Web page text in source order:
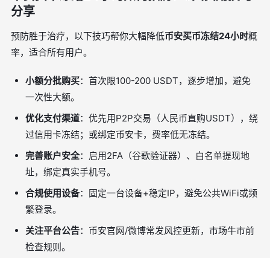
分享
预防胜于治疗，以下技巧帮你大幅降低币安买币冻结24小时概
率，适合所有用户。
小额分批购买：首次限100-200 USDT，逐步增加，避免
一次性大额。
优化支付渠道：优先用P2P交易（人民币直购USDT），绕
过信用卡冻结；或绑定币安卡，费率低无冻结。
完善账户安全：启用2FA（谷歌验证器）、白名单提现地
址，绑定真实手机号。
合规使用设备：固定一台设备+稳定IP，避免公共WiFi或频
繁登录。
关注平台公告：币安官网/微博常发风控更新，市场牛市前
检查规则。